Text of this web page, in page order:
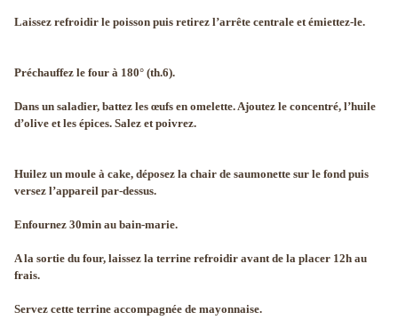
Laissez refroidir le poisson puis retirez l’arrête centrale et émiettez-le.
Préchauffez le four à 180° (th.6).
Dans un saladier, battez les œufs en omelette. Ajoutez le concentré, l’huile
d’olive et les épices. Salez et poivrez.
Huilez un moule à cake, déposez la chair de saumonette sur le fond puis
versez l’appareil par-dessus.
Enfournez 30min au bain-marie.
A la sortie du four, laissez la terrine refroidir avant de la placer 12h au
frais.
Servez cette terrine accompagnée de mayonnaise.